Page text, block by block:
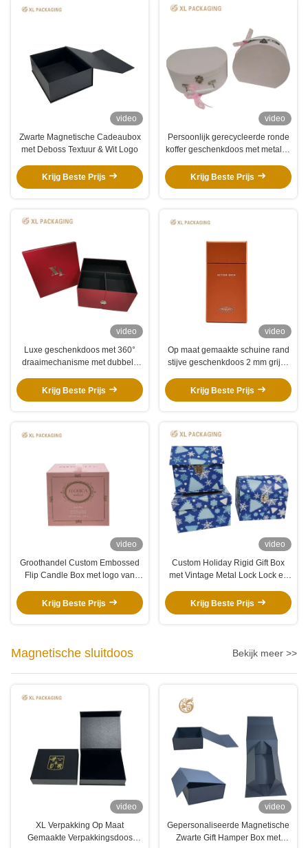
video
Zwarte Magnetische Cadeaubox
met Deboss Textuur & Wit Logo
Krijg Beste Prijs
video
Persoonlijk gerecycleerde ronde
koffer geschenkdoos met metalen
ecologische verpakkingen
Krijg Beste Prijs
video
Luxe geschenkdoos met 360°
draaimechanisme met dubbele
compartimenten voor luxe
verpakkingen
Krijg Beste Prijs
video
Op maat gemaakte schuine rand
stijve geschenkdoos 2 mm grijze
oranje papieren verpakkingsdoos
Krijg Beste Prijs
video
Groothandel Custom Embossed
Flip Candle Box met logo van
voor geurkaarsen
Krijg Beste Prijs
video
Custom Holiday Rigid Gift Box
met Vintage Metal Lock Lock en
Krijg Beste Prijs
Magnetische sluitdoos Bekijk meer >>
video
XL Verpakking Op Maat
Gemaakte Verpakkingsdoos
video
Gepersonaliseerde Magnetische
Zwarte Gift Hamper Box met